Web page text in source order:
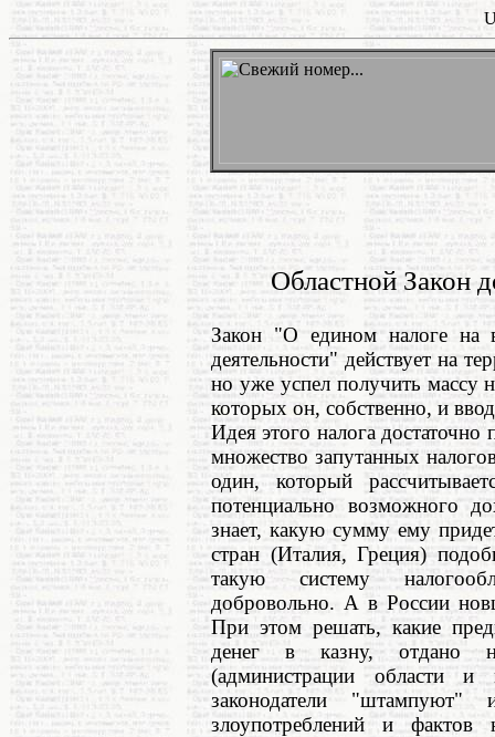
Областной Закон
Закон "О едином налоге на
деятельности" действует на
но уже успел получить массу
которых он, собственно, и
Идея этого налога достаточно
множество запутанных
один, который
потенциально возможного
знает, какую сумму ему
стран (Италия, Греция)
такую систему
добровольно. А в России
При этом решать, какие
денег в казну, отдано
(администрации области и
законодатели
злоупотреблений и фактов